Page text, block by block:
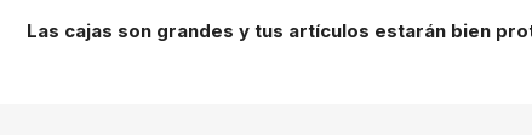
Las cajas son grandes y tus artículos estarán bien